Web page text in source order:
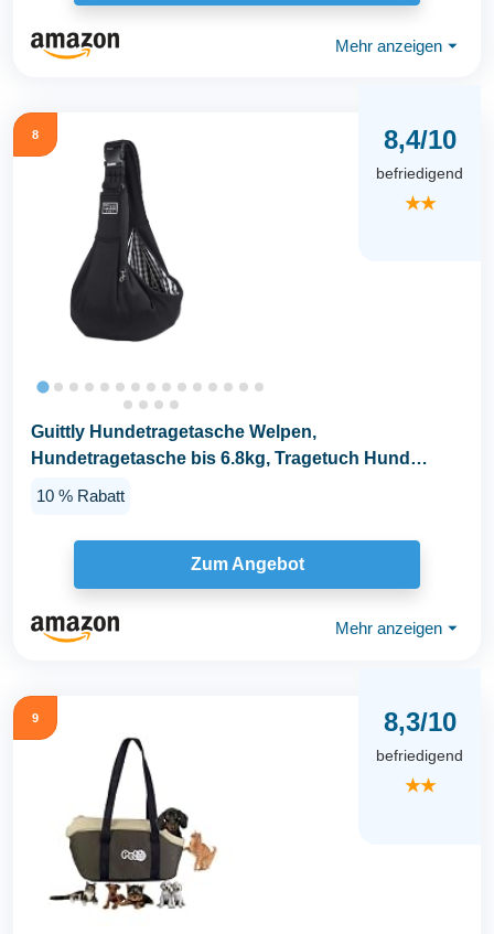
Mehr anzeigen ⏷
8 8,4/10
befriedigend
★★
Guittly Hundetragetasche Welpen,
Hundetragetasche bis 6.8kg, Tragetuch Hund
10 % Rabatt
Zum Angebot
Mehr anzeigen ⏷
9 8,3/10
befriedigend
★★